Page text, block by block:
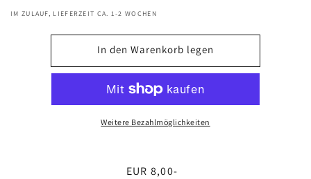
IM ZULAUF, LIEFERZEIT CA. 1-2 WOCHEN
In den Warenkorb legen
Weitere Bezahlmöglichkeiten
Normaler
EUR 8,00-